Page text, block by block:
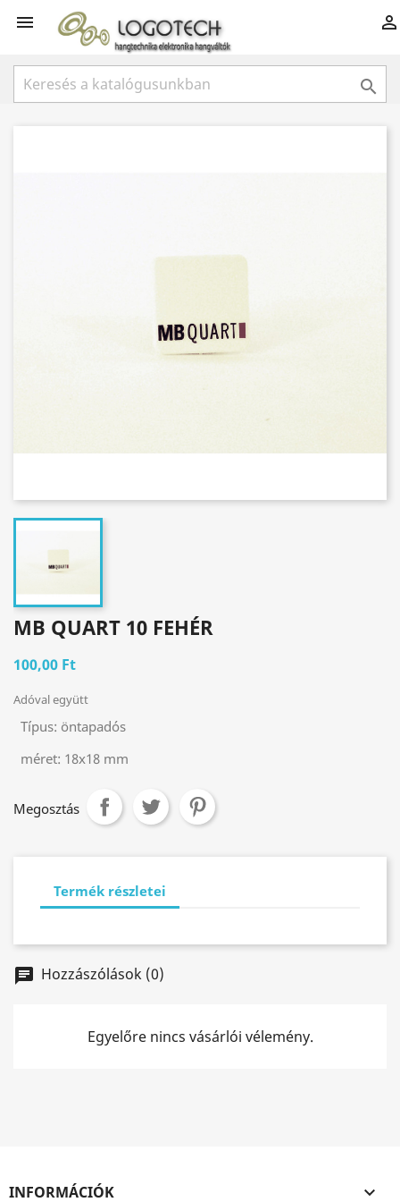
 

MB QUART 10 FEHÉR
100,00 Ft
Adóval együtt
Típus: öntapadós
méret: 18x18 mm
Megosztás
Termék részletei
chat Hozzászólások (0)
Egyelőre nincs vásárlói vélemény.
INFORMÁCIÓK 